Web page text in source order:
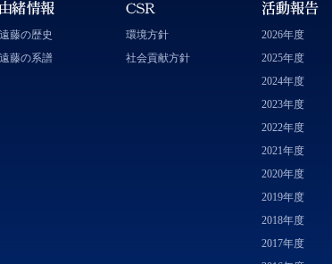
遠藤の歴史
遠藤の系譜
環境方針
社会貢献方針
2026年度
2025年度
2024年度
2023年度
2022年度
2021年度
2020年度
2019年度
2018年度
2017年度